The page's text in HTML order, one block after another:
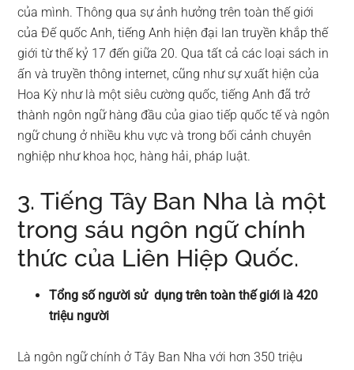
của mình. Thông qua sự ảnh hưởng trên toàn thế giới
của Đế quốc Anh, tiếng Anh hiện đại lan truyền khắp thế
giới từ thế kỷ 17 đến giữa 20. Qua tất cả các loại sách in
ấn và truyền thông internet, cũng như sự xuất hiện của
Hoa Kỳ như là một siêu cường quốc, tiếng Anh đã trở
thành ngôn ngữ hàng đầu của giao tiếp quốc tế và ngôn
ngữ chung ở nhiều khu vực và trong bối cảnh chuyên
nghiệp như khoa học, hàng hải, pháp luật.
3. Tiếng Tây Ban Nha là một
trong sáu ngôn ngữ chính
thức của Liên Hiệp Quốc.
Tổng số người sử dụng trên toàn thế giới là 420
triệu người
Là ngôn ngữ chính ở Tây Ban Nha với hơn 350 triệu